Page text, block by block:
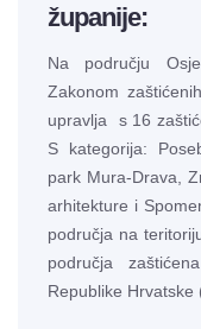
županije:
Na području
Zakonom
upravlja s 16
S kategorija:
park Mura-Drava,
arhitekture i
područja na
područja
Republike Hrvatske